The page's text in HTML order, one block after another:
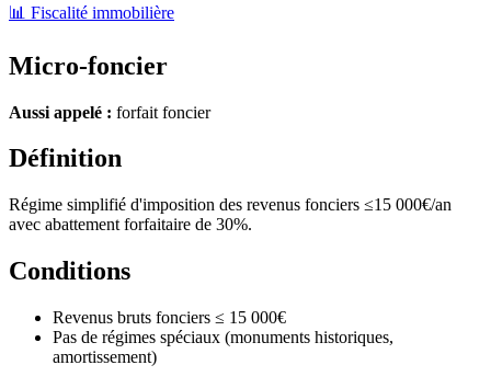
📊 Fiscalité immobilière
Micro-foncier
Aussi appelé : forfait foncier
Définition
Régime simplifié d'imposition des revenus fonciers ≤15 000€/an
avec abattement forfaitaire de 30%.
Conditions
Revenus bruts fonciers ≤ 15 000€
Pas de régimes spéciaux (monuments historiques,
amortissement)